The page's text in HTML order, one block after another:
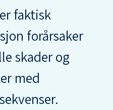
faktisk
forårsaker
skader og
med